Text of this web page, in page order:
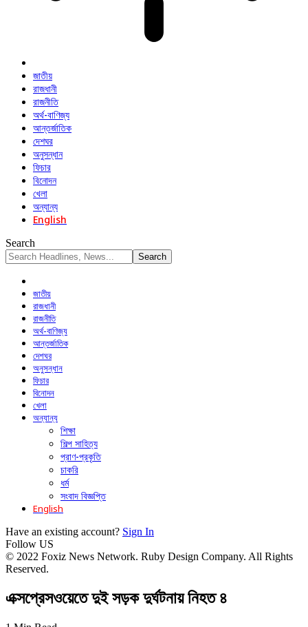
জাতীয়
রাজধানী
রাজনীতি
অর্থ-বাণিজ্য
আন্তর্জাতিক
দেশঘর
অনুসন্ধান
ফিচার
বিনোদন
খেলা
অন্যান্য
English
Search
জাতীয়
রাজধানী
রাজনীতি
অর্থ-বাণিজ্য
আন্তর্জাতিক
দেশঘর
অনুসন্ধান
ফিচার
বিনোদন
খেলা
অন্যান্য
শিক্ষা
শিল্প সাহিত্য
প্রাণ-প্রকৃতি
চাকরি
ধর্ম
সংবাদ বিজ্ঞপ্তি
English
Have an existing account? Sign In
Follow US
© 2022 Foxiz News Network. Ruby Design Company. All Rights
Reserved.
এক্সপ্রেসওয়েতে দুই সড়ক দুর্ঘটনায় নিহত ৪